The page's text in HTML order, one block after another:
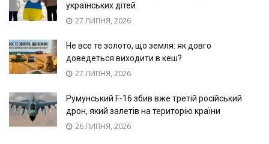
українських дітей
27 ЛИПНЯ, 2026
Не все те золото, що земля: як довго
доведеться виходити в кеш?
27 ЛИПНЯ, 2026
Румунський F-16 збив вже третій російський
дрон, який залетів на територію країни
26 ЛИПНЯ, 2026